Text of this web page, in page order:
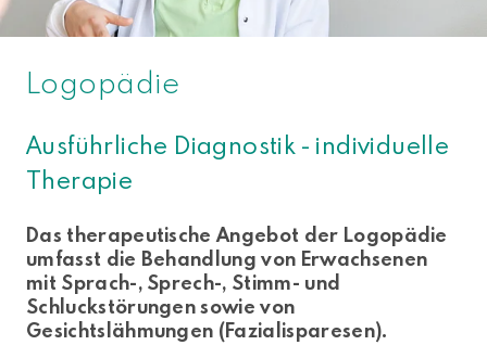
Logopädie
Ausführliche Diagnostik - individuelle
Therapie
Das therapeutische Angebot der Logopädie
umfasst die Behandlung von Erwachsenen
mit Sprach-, Sprech-, Stimm- und
Schluckstörungen sowie von
Gesichtslähmungen (Fazialisparesen).